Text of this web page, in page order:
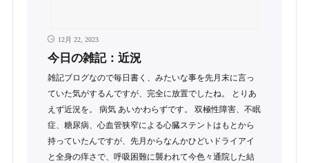
12月 22, 2023
今日の雑記：近況
雑記ブログなので毎日書く、みたいな事を先月末に言っ
ていた気がするんですが、完全に放置でしたね。 とりあ
えず近況を。 病気 あいかわらずです。 双極性障害、不眠
症、糖尿病、心血管狭窄による心臓ステントはもとから
持っていたんですが、先月からなんかひどいドライアイ
と全身の痒さで、呼吸困難に襲われて今色々通院した結